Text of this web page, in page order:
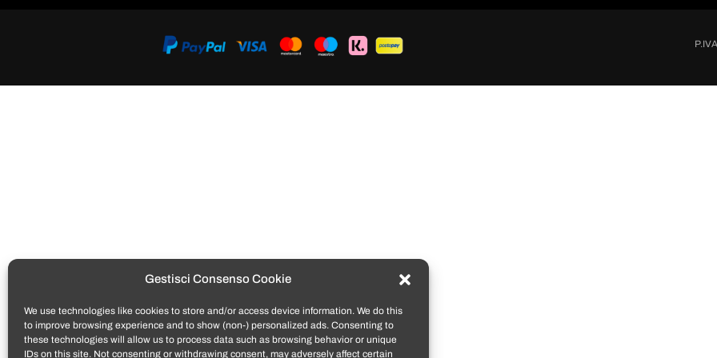
Gestisci Consenso Cookie
We use technologies like cookies to store and/or access device information. We do this
to improve browsing experience and to show (non-) personalized ads. Consenting to
these technologies will allow us to process data such as browsing behavior or unique
IDs on this site. Not consenting or withdrawing consent, may adversely affect certain